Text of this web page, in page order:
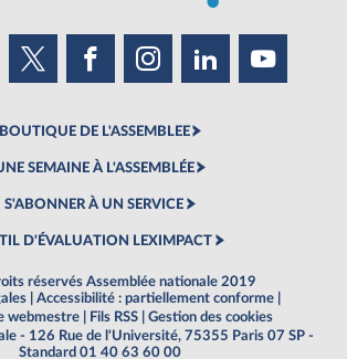
BOUTIQUE DE L'ASSEMBLEE
SEMAINE À L'ASSEMBLÉE
S'ABONNER À UN SERVICE
D'ÉVALUATION LEXIMPACT
réservés Assemblée nationale 2019
Accessibilité : partiellement conforme
webmestre
Fils RSS
Gestion des cookies
- 126 Rue de l'Université, 75355 Paris 07 SP -
Standard 01 40 63 60 00